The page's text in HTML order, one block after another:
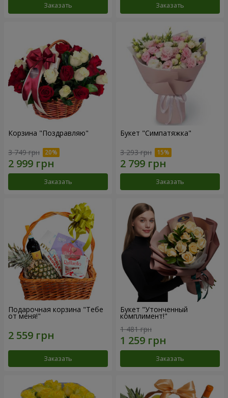
Заказать Заказать
Корзина "Поздравляю"
3 749 грн
Заказать
Букет "Симпатяжка"
3 293 грн
Заказать
Подарочная корзина "Тебе
от меня!"
Заказать
Букет "Утонченный
комплимент!"
1 481 грн
Заказать